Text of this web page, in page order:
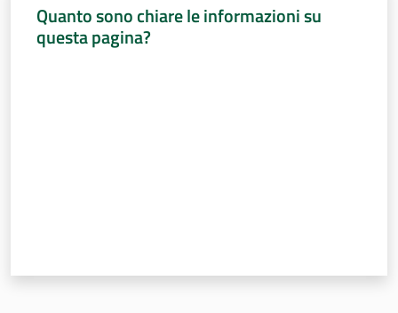
Quanto sono chiare le informazioni su
questa pagina?